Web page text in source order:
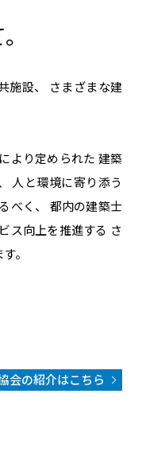
設、
さまざまな建
より定められた 建築
人と環境に寄り添う
べく、
都内の建築士
ス向上を推進する さ
。
会の紹介はこちら